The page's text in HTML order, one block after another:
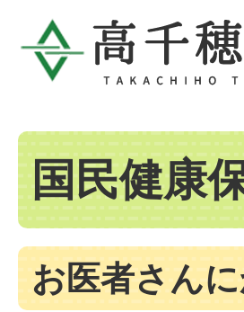
国民健康
お医者さん